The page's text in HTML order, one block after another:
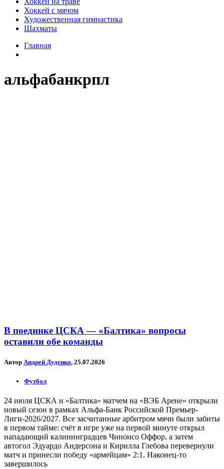
Хоккей с мячом
Художественная гимнастика
Шахматы
Главная
альфабанкрпл
В поединке ЦСКА — «Балтика» вопросы
оставили обе команды
Автор Андрей Дуденко, 25.07.2026
Футбол
24 июля ЦСКА и «Балтика» матчем на «ВЭБ Арене» открыли
новый сезон в рамках Альфа-Банк Российской Премьер-
Лиги-2026/2027. Все засчитанные арбитром мячи были забиты
в первом тайме: счёт в игре уже на первой минуте открыл
нападающий калининградцев Чинонсо Оффор, а затем
автогол Эдуардо Андерсона и Кирилла Глебова перевернули
матч и принесли победу «армейцам» 2:1. Наконец-то
завершилось